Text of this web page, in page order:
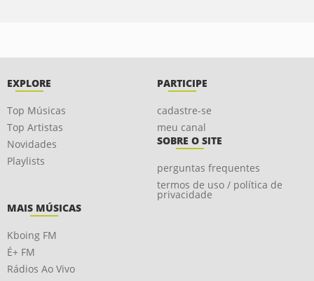
EXPLORE
Top Músicas
Top Artistas
Novidades
Playlists
PARTICIPE
cadastre-se
meu canal
SOBRE O SITE
perguntas frequentes
termos de uso / política de
privacidade
MAIS MÚSICAS
Kboing FM
É+ FM
Rádios Ao Vivo